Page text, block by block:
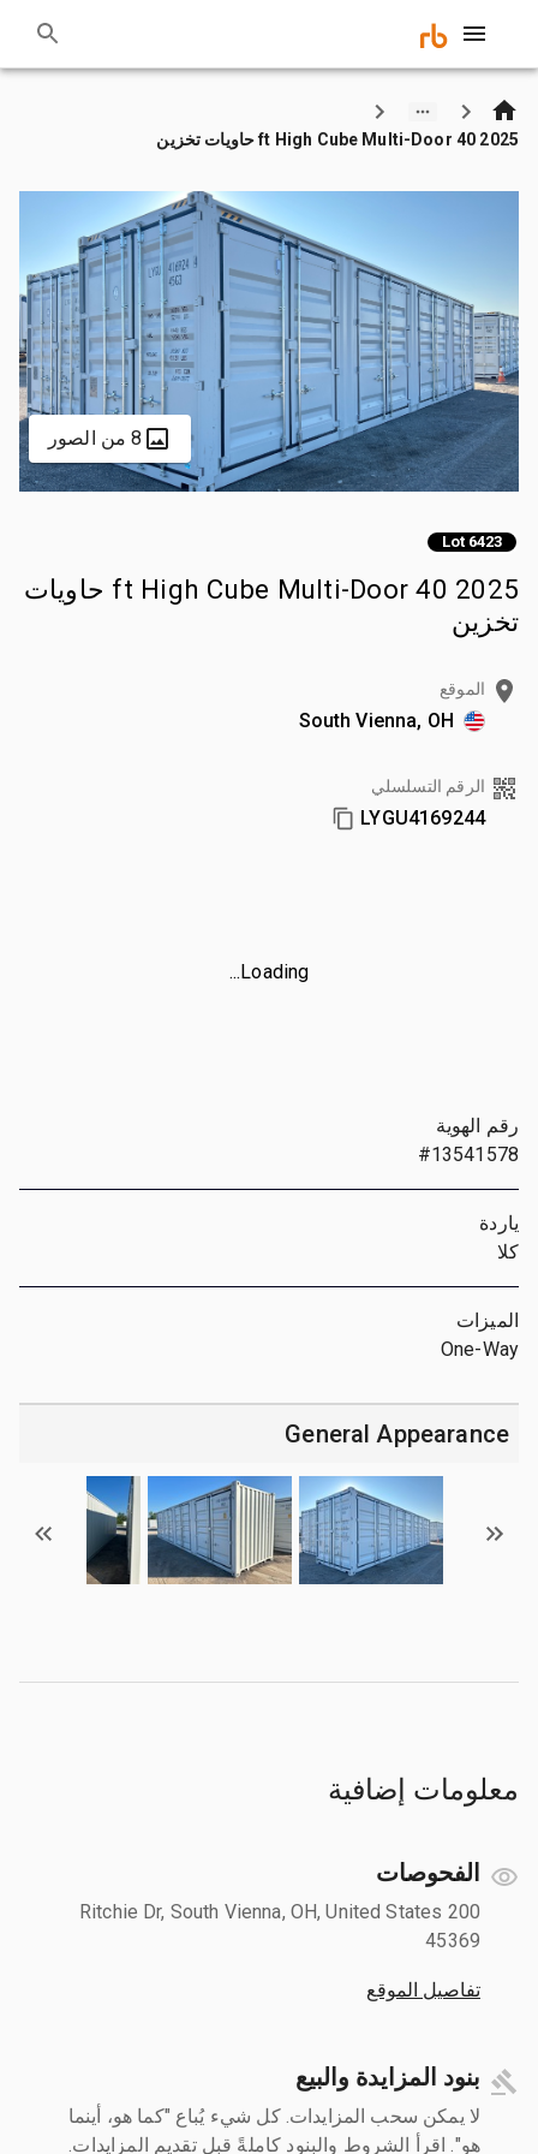
2025 40 ft High Cube Multi-Door حاويات تخزين
8 من الصور
Lot 6423
2025 40 ft High Cube Multi-Door حاويات
تخزين
الموقع
South Vienna, OH
الرقم التسلسلي
LYGU4169244
Loading...
رقم الهوية
#13541578
ياردة
كلا
الميزات
One-Way
General Appearance
معلومات إضافية
الفحوصات
200 Ritchie Dr, South Vienna, OH, United States
45369
تفاصيل الموقع
بنود المزايدة والبيع
لا يمكن سحب المزايدات. كل شيء يُباع "كما هو، أينما
هو". اقرأ الشروط والبنود كاملةً قبل تقديم المزايدات.